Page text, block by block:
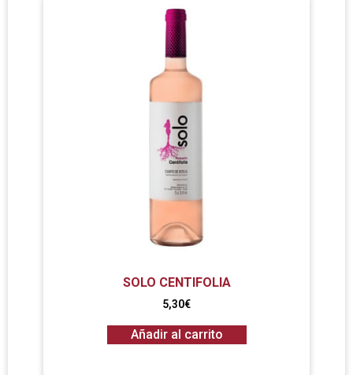
SOLO CENTIFOLIA
5,30€
Añadir al carrito